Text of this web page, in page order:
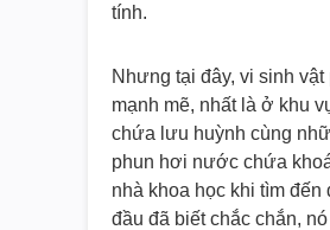
tính.
Nhưng tại đây, vi sinh vật
mạnh mẽ, nhất là ở khu
chứa lưu huỳnh cùng
phun hơi nước chứa
nhà khoa học khi tìm đến
đầu đã biết chắc chắn,